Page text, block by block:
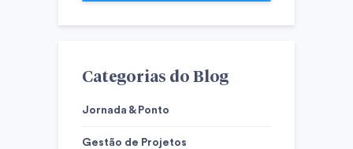
Categorias do Blog
Jornada & Ponto
Gestão de Projetos